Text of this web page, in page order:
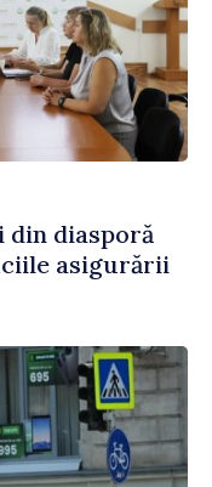
din diasporă
asigurării